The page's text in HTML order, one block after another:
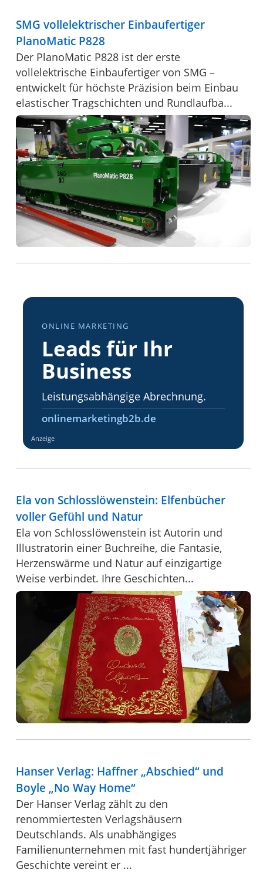
SMG vollelektrischer Einbaufertiger
PlanoMatic P828
Der PlanoMatic P828 ist der erste
vollelektrische Einbaufertiger von SMG –
entwickelt für höchste Präzision beim Einbau
elastischer Tragschichten und Rundlaufba...
ONLINE MARKETING
Leads für Ihr
Business
Leistungsabhängige Abrechnung.
onlinemarketingb2b.de
Anzeige
Ela von Schlosslöwenstein: Elfenbücher
voller Gefühl und Natur
Ela von Schlosslöwenstein ist Autorin und
Illustratorin einer Buchreihe, die Fantasie,
Herzenswärme und Natur auf einzigartige
Weise verbindet. Ihre Geschichten...
Hanser Verlag: Haffner „Abschied“ und
Boyle „No Way Home“
Der Hanser Verlag zählt zu den
renommiertesten Verlagshäusern
Deutschlands. Als unabhängiges
Familienunternehmen mit fast hundertjähriger
Geschichte vereint er ...